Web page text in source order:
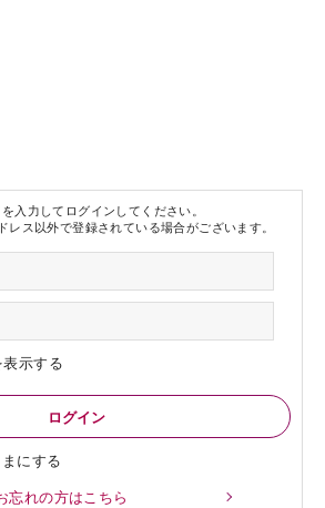
入力してログインしてください。
ス以外で登録されている場合がございます。
示する
にする
忘れの方はこちら